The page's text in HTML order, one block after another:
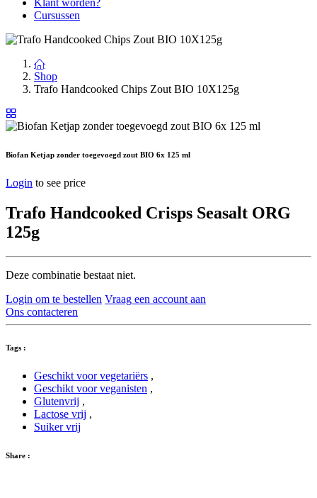
Klant worden?
Cursussen
Shop
Trafo Handcooked Chips Zout BIO 10X125g
Biofan Ketjap zonder toegevoegd zout BIO 6x 125 ml
Login to see price
Trafo Handcooked Crisps Seasalt ORG
125g
Deze combinatie bestaat niet.
Login om te bestellen Vraag een account aan
Ons contacteren
Tags :
Geschikt voor vegetariërs ,
Geschikt voor veganisten ,
Glutenvrij ,
Lactose vrij ,
Suiker vrij
Share :